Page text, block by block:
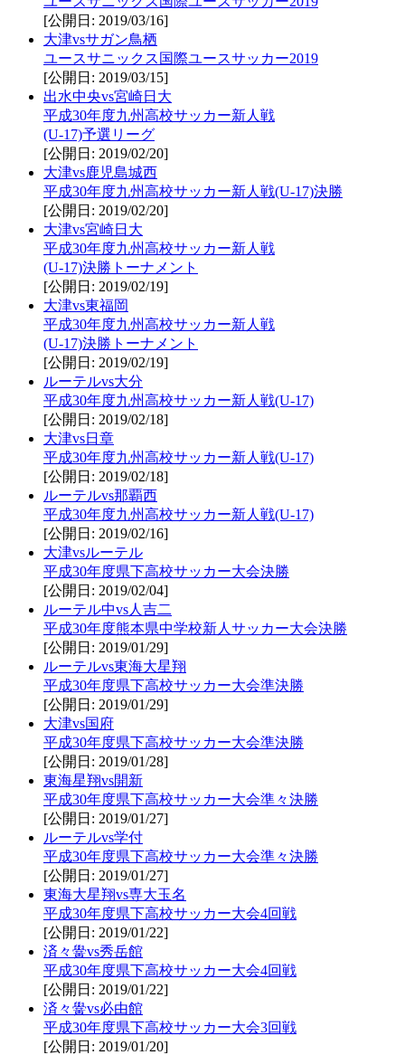
[公開日: 2019/03/16]
大津vsサガン鳥栖
ユースサニックス国際ユースサッカー2019
[公開日: 2019/03/15]
出水中央vs宮崎日大
平成30年度九州高校サッカー新人戦
(U-17)予選リーグ
[公開日: 2019/02/20]
大津vs鹿児島城西
平成30年度九州高校サッカー新人戦(U-17)決勝
[公開日: 2019/02/20]
大津vs宮崎日大
平成30年度九州高校サッカー新人戦
(U-17)決勝トーナメント
[公開日: 2019/02/19]
大津vs東福岡
平成30年度九州高校サッカー新人戦
(U-17)決勝トーナメント
[公開日: 2019/02/19]
ルーテルvs大分
平成30年度九州高校サッカー新人戦(U-17)
[公開日: 2019/02/18]
大津vs日章
平成30年度九州高校サッカー新人戦(U-17)
[公開日: 2019/02/18]
ルーテルvs那覇西
平成30年度九州高校サッカー新人戦(U-17)
[公開日: 2019/02/16]
大津vsルーテル
平成30年度県下高校サッカー大会決勝
[公開日: 2019/02/04]
ルーテル中vs人吉二
平成30年度熊本県中学校新人サッカー大会決勝
[公開日: 2019/01/29]
ルーテルvs東海大星翔
平成30年度県下高校サッカー大会準決勝
[公開日: 2019/01/29]
大津vs国府
平成30年度県下高校サッカー大会準決勝
[公開日: 2019/01/28]
東海星翔vs開新
平成30年度県下高校サッカー大会準々決勝
[公開日: 2019/01/27]
ルーテルvs学付
平成30年度県下高校サッカー大会準々決勝
[公開日: 2019/01/27]
東海大星翔vs専大玉名
平成30年度県下高校サッカー大会4回戦
[公開日: 2019/01/22]
済々黌vs秀岳館
平成30年度県下高校サッカー大会4回戦
[公開日: 2019/01/22]
済々黌vs必由館
平成30年度県下高校サッカー大会3回戦
[公開日: 2019/01/20]